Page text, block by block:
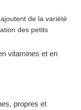
de la variété
des petits
vitamines et en
propres et